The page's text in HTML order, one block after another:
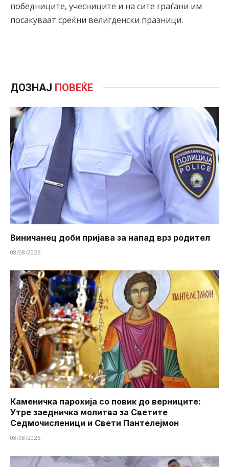
победниците, учесниците и на сите граѓани им
посакуваат среќни велигденски празници.
ДОЗНАЈ ПОВЕЌЕ
Виничанец доби пријава за напад врз родител
08/08/2026
Каменичка парохија со повик до верниците:
Утре заедничка молитва за Светите
Седмочисленици и Свети Пантелејмон
08/08/2026